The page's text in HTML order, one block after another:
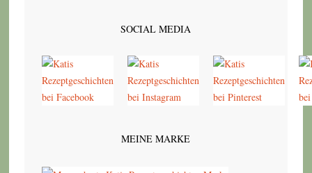
SOCIAL MEDIA
MEINE MARKE